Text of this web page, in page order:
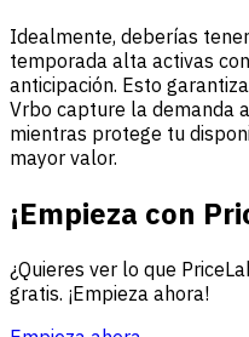
Idealmente, deberías
temporada alta activas
anticipación. Esto
Vrbo capture la demanda
mientras protege tu
mayor valor.
¡Empieza con
¿Quieres ver lo que
gratis. ¡Empieza ahora!